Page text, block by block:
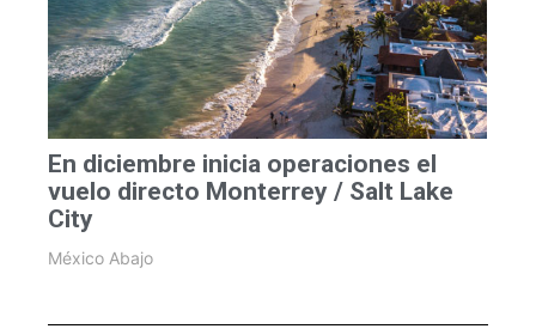
En diciembre inicia operaciones el
vuelo directo Monterrey / Salt Lake
City
México Abajo